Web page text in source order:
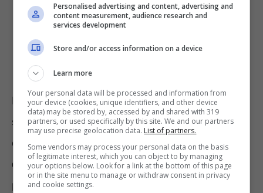
Fra le modalità di assunzione, è bene
segnalare che l’immissione a settembre per
chi vincerà il concorso sarà atempo
determinato.Con lo svolgimento dell’anno di
prova e tirocinio, e le prove finali legate ad
Personalised advertising and content, advertising and
content measurement, audience research and
services development
Store and/or access information on a device
Learn more
Your personal data will be processed and information from
your device (cookies, unique identifiers, and other device
data) may be stored by, accessed by and shared with 319
partners, or used specifically by this site. We and our partners
may use precise geolocation data. List of partners.
Some vendors may process your personal data on the basis
of legitimate interest, which you can object to by managing
your options below. Look for a link at the bottom of this page
or in the site menu to manage or withdraw consent in privacy
and cookie settings.